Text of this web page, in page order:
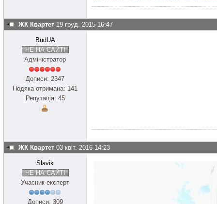
ЖК Квартет 19 груд. 2015 16:47
BudUA
НЕ НА САЙТІ
Адміністратор
Дописи: 2347
Подяка отримана: 141
Репутація: 45
ЖК Квартет 03 квіт. 2016 14:23
Slavik
НЕ НА САЙТІ
Учасник-експерт
Дописи: 309